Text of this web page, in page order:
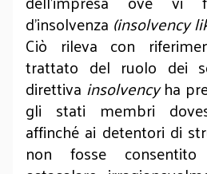
d’insolvenza (insolvency
Ciò rileva con
trattato del ruolo dei
direttiva insolvencyha
gli stati membri
affinché ai detentori di
non fosse